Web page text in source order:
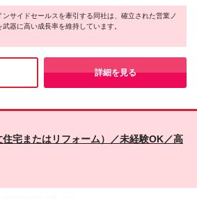
の育成やマネジメントに携わったご経験 ◎IT
知識をお持ち、または興味・関心がある方
※営業職としての実務経験がない場合は、月
円〜を想定しています ※残業代は1分単位で全
ます ※試用期間は6ヶ月間設けていますが、
ートワークを導入しています！ 通勤ラッシ
電車とは無縁の毎日で、あなたの時間を有効
ルリモートワークだからこそ得
ロ！／ これまで通勤に費やしていた時間
味や勉強、家族との時間に有効活用できます。
きます。 ＼ライフステージの変化に
／ 結婚、出産、育児など、ライフステージ
ンサイドセールスを牽引する同社は、確立された営業ノ
武器に高い成長率を維持しています。
魅力は、全国どこからでも勤務可能な【完全フルリモー
】。
られない働き方を実現しながら、着実にキャリアアップ
評価制度や環境が整っています。
ライフバランスを大切にしたい」「最先端の環境でスキ
詳細を見る
宅またはリフォーム）／未経験OK／高